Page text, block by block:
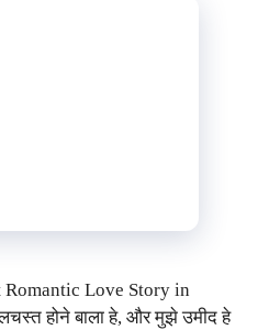
Romantic Love Story in
होने बाला हे, और मुझे उमीद हे